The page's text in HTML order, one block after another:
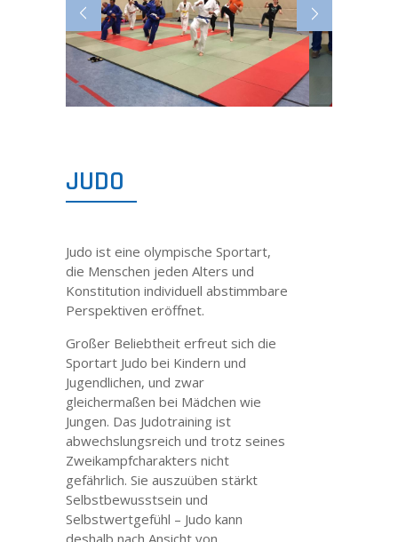
REHASPORT
TURNVEREIN
KONTAKT
IMPRESSUM
DATENSCHUTZ
DISCLAIMER
JUDO
Judo ist eine olympische Sportart,
die Menschen jeden Alters und
Konstitution individuell abstimmbare
Perspektiven eröffnet.
Großer Beliebtheit erfreut sich die
Sportart Judo bei Kindern und
Jugendlichen, und zwar
gleichermaßen bei Mädchen wie
Jungen. Das Judotraining ist
abwechslungsreich und trotz seines
Zweikampfcharakters nicht
gefährlich. Sie auszuüben stärkt
Selbstbewusstsein und
Selbstwertgefühl – Judo kann
deshalb nach Ansicht von